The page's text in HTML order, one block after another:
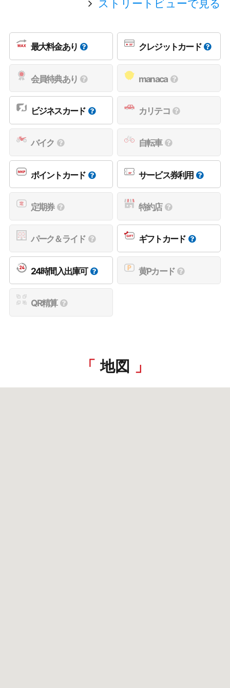
ストリートビューで見る
最大料金あり クレジットカード
会員特典あり manaca
ビジネスカード カリテコ
バイク 自転車
ポイントカード サービス券利用
定期券 特約店
パーク＆ライド ギフトカード
24時間入出庫可 黄Pカード
QR精算
地図